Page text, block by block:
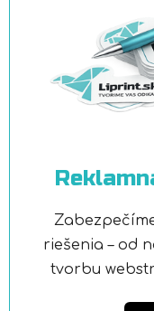
riešenia – od
tvorbu